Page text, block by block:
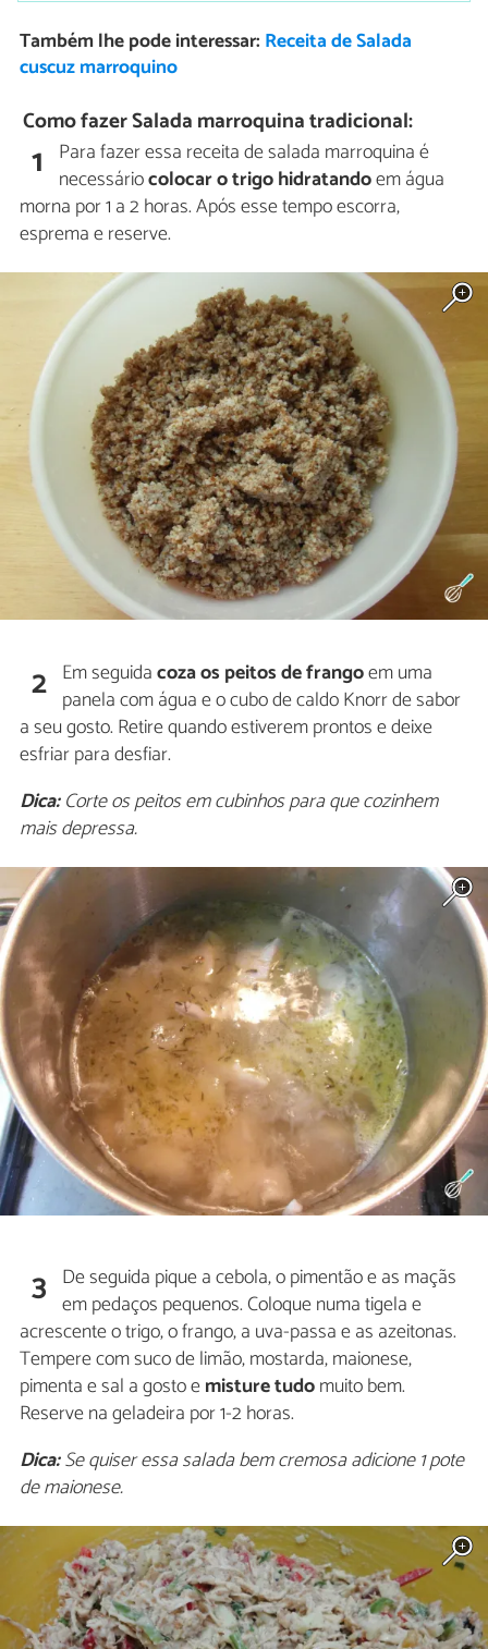
Também lhe pode interessar: Receita de Salada
cuscuz marroquino
Como fazer Salada marroquina tradicional:
1 Para fazer essa receita de salada marroquina é
necessáriocolocar o trigo hidratandoem água
morna por 1 a 2 horas. Após esse tempo escorra,
esprema e reserve.
2 Em seguidacoza os peitos de frangoem uma
panela com água e o cubo de caldo Knorr de sabor
a seu gosto. Retire quando estiverem prontos e deixe
esfriar para desfiar.
Dica:Corte os peitos em cubinhos para que cozinhem
mais depressa.
3 De seguida pique a cebola, o pimentão e as maçãs
em pedaços pequenos. Coloque numa tigela e
acrescente o trigo, o frango, a uva-passa e as azeitonas.
Tempere com suco de limão, mostarda, maionese,
pimenta e sal a gosto emisture tudomuito bem.
Reserve na geladeira por 1-2 horas.
Dica:Se quiser essa salada bem cremosa adicione 1 pote
de maionese.